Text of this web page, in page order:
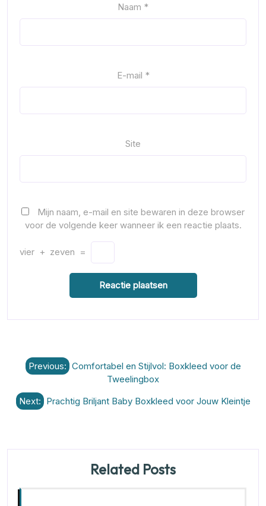
Naam *
E-mail *
Site
Mijn naam, e-mail en site bewaren in deze browser
voor de volgende keer wanneer ik een reactie plaats.
vier + zeven =
Berichtnavigatie
Previous: Comfortabel en Stijlvol: Boxkleed voor de
Tweelingbox
Next: Prachtig Briljant Baby Boxkleed voor Jouw Kleintje
Related Posts